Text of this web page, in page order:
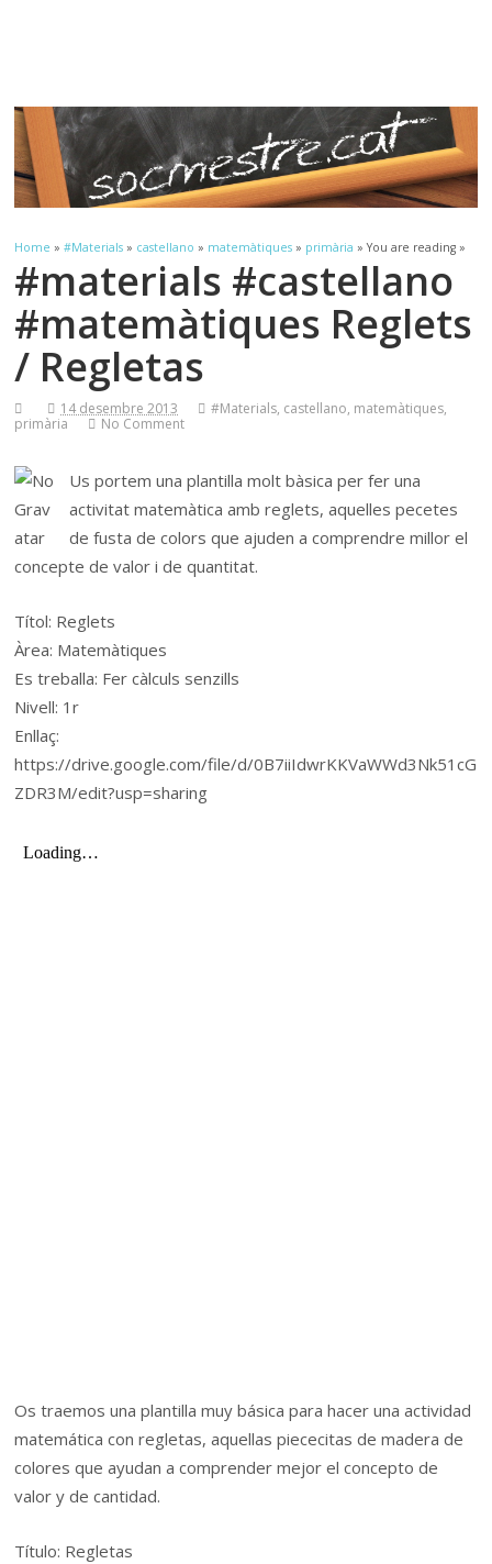
Home »#Materials » castellano » matemàtiques » primària » You are reading »
#materials #castellano
#matemàtiques Reglets
/ Regletas
14 desembre 2013 #Materials, castellano, matemàtiques,
primària
No Comment
Us portem una plantilla molt bàsica per fer una
activitat matemàtica amb reglets, aquelles pecetes
de fusta de colors que ajuden a comprendre millor el
concepte de valor i de quantitat.
Títol: Reglets
Àrea: Matemàtiques
Es treballa: Fer càlculs senzills
Nivell: 1r
Enllaç:
https://drive.google.com/file/d/0B7iiIdwrKKVaWWd3Nk51cG
ZDR3M/edit?usp=sharing
Os traemos una plantilla muy básica para hacer una actividad
matemática con regletas, aquellas piececitas de madera de
colores que ayudan a comprender mejor el concepto de
valor y de cantidad.
Título: Regletas